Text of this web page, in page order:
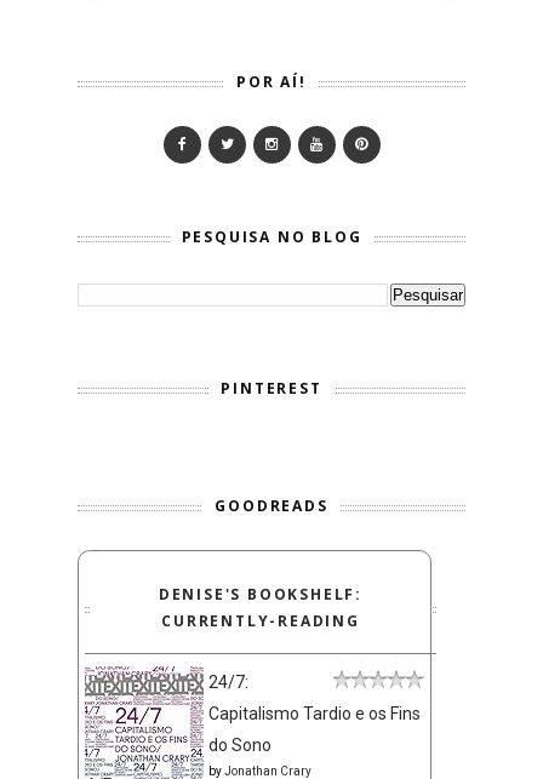
POR AÍ!
PESQUISA NO BLOG
PINTEREST
GOODREADS
DENISE'S BOOKSHELF:
CURRENTLY-READING
24/7:
Capitalismo Tardio e os Fins
do Sono
byJonathan Crary